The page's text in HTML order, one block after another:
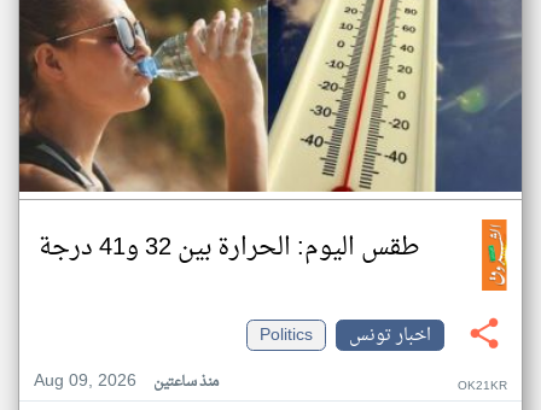
طقس اليوم: الحرارة بين 32 و41 درجة
اخبار تونس
Politics
Aug 09, 2026
منذ ساعتين OK21KR